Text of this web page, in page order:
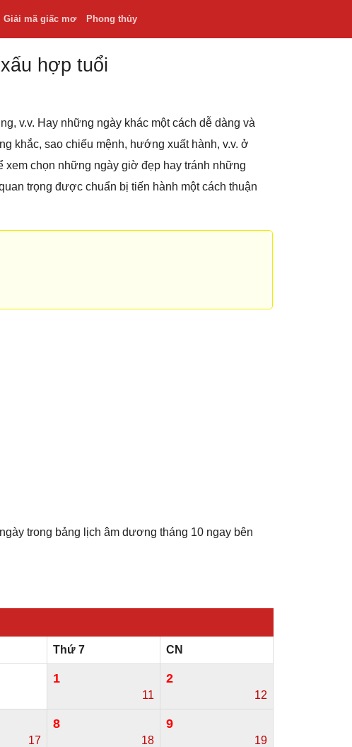
Giải mã giấc mơ Phong thủy
hợp tuổi
v.v. Hay những ngày khác một cách dễ dàng và
khắc, sao chiếu mệnh, hướng xuất hành, v.v. ở
xem chọn những ngày giờ đẹp hay tránh những
trọng được chuẩn bị tiến hành một cách thuận
trong bảng lịch âm dương tháng 10 ngay bên
Thứ 7 CN
1
11
2
12
17
8
18
9
19